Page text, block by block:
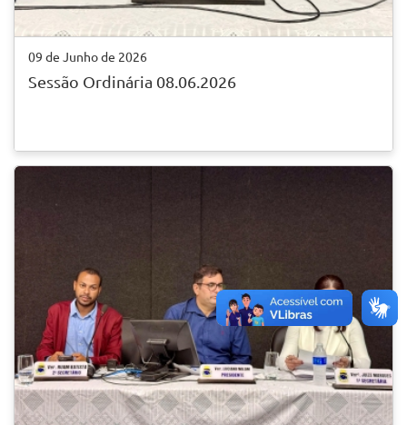
09 de Junho de 2026
Sessão Ordinária 08.06.2026